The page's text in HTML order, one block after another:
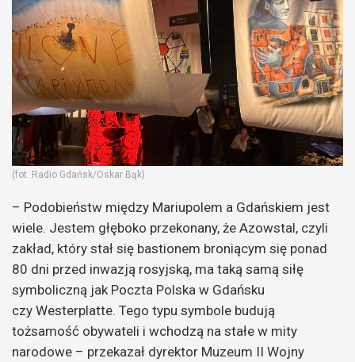
(fot. Radio Gdańsk/Oskar Bąk)
– Podobieństw między Mariupolem a Gdańskiem jest
wiele. Jestem głęboko przekonany, że Azowstal, czyli
zakład, który stał się bastionem broniącym się ponad
80 dni przed inwazją rosyjską, ma taką samą siłę
symboliczną jak Poczta Polska w Gdańsku
czy Westerplatte. Tego typu symbole budują
tożsamość obywateli i wchodzą na stałe w mity
narodowe – przekazał dyrektor Muzeum II Wojny